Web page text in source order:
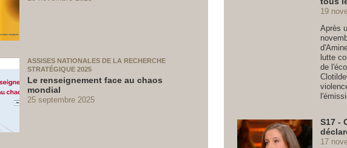
ASSISES NATIONALES DE LA RECHERCHE
STRATÉGIQUE 2025
Le renseignement face au chaos
mondial
25 septembre 2025
19
Après
lutte
de
S17 -
17